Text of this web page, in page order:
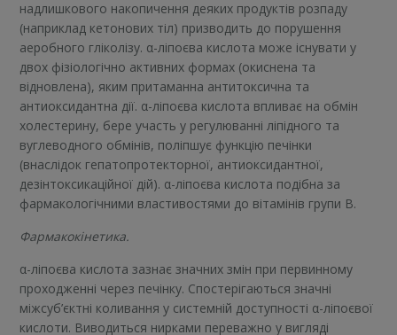
надлишкового накопичення деяких продуктів розпаду
(наприклад кетонових тіл) призводить до порушення
аеробного гліколізу. α-ліпоєва кислота може існувати у
двох фізіологічно активних формах (окиснена та
відновлена), яким притаманна антитоксична та
антиоксидантна дії. α-ліпоєва кислота впливає на обмін
холестерину, бере участь у регулюванні ліпідного та
вуглеводного обмінів, поліпшує функцію печінки
(внаслідок гепатопротекторної, антиоксидантної,
дезінтоксикаційної дій). α-ліпоєва кислота подібна за
фармакологічними властивостями до вітамінів групи В.
Фармакокінетика.
α-ліпоєва кислота зазнає значних змін при первинному
проходженні через печінку. Спостерігаються значні
міжсуб’єктні коливання у системній доступності α-ліпоєвої
кислоти. Виводиться нирками переважно у вигляді